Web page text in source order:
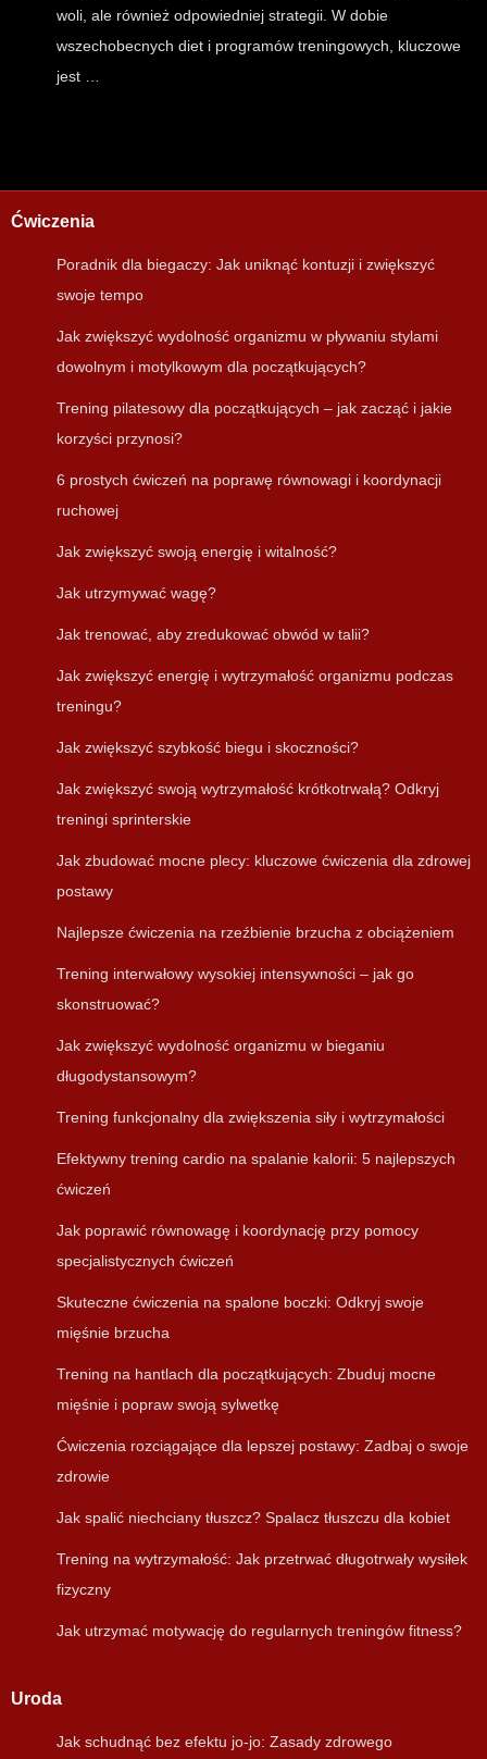
woli, ale również odpowiedniej strategii. W dobie
wszechobecnych diet i programów treningowych, kluczowe
jest …
Ćwiczenia
Poradnik dla biegaczy: Jak uniknąć kontuzji i zwiększyć
swoje tempo
Jak zwiększyć wydolność organizmu w pływaniu stylami
dowolnym i motylkowym dla początkujących?
Trening pilatesowy dla początkujących – jak zacząć i jakie
korzyści przynosi?
6 prostych ćwiczeń na poprawę równowagi i koordynacji
ruchowej
Jak zwiększyć swoją energię i witalność?
Jak utrzymywać wagę?
Jak trenować, aby zredukować obwód w talii?
Jak zwiększyć energię i wytrzymałość organizmu podczas
treningu?
Jak zwiększyć szybkość biegu i skoczności?
Jak zwiększyć swoją wytrzymałość krótkotrwałą? Odkryj
treningi sprinterskie
Jak zbudować mocne plecy: kluczowe ćwiczenia dla zdrowej
postawy
Najlepsze ćwiczenia na rzeźbienie brzucha z obciążeniem
Trening interwałowy wysokiej intensywności – jak go
skonstruować?
Jak zwiększyć wydolność organizmu w bieganiu
długodystansowym?
Trening funkcjonalny dla zwiększenia siły i wytrzymałości
Efektywny trening cardio na spalanie kalorii: 5 najlepszych
ćwiczeń
Jak poprawić równowagę i koordynację przy pomocy
specjalistycznych ćwiczeń
Skuteczne ćwiczenia na spalone boczki: Odkryj swoje
mięśnie brzucha
Trening na hantlach dla początkujących: Zbuduj mocne
mięśnie i popraw swoją sylwetkę
Ćwiczenia rozciągające dla lepszej postawy: Zadbaj o swoje
zdrowie
Jak spalić niechciany tłuszcz? Spalacz tłuszczu dla kobiet
Trening na wytrzymałość: Jak przetrwać długotrwały wysiłek
fizyczny
Jak utrzymać motywację do regularnych treningów fitness?
Uroda
Jak schudnąć bez efektu jo-jo: Zasady zdrowego